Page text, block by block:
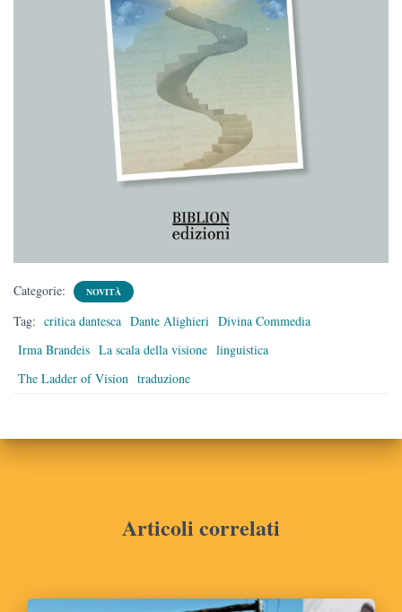
Categorie: NOVITÀ
Tag: critica dantesca Dante Alighieri Divina Commedia
Irma Brandeis La scala della visione linguistica
The Ladder of Vision traduzione
Articoli correlati